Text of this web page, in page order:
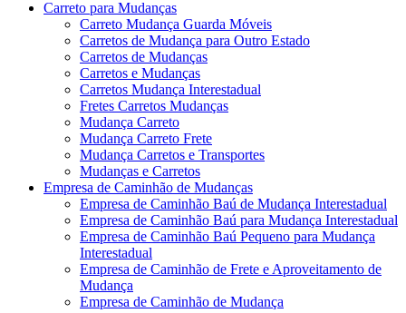
Carreto para Mudanças
Carreto Mudança Guarda Móveis
Carretos de Mudança para Outro Estado
Carretos de Mudanças
Carretos e Mudanças
Carretos Mudança Interestadual
Fretes Carretos Mudanças
Mudança Carreto
Mudança Carreto Frete
Mudança Carretos e Transportes
Mudanças e Carretos
Empresa de Caminhão de Mudanças
Empresa de Caminhão Baú de Mudança Interestadual
Empresa de Caminhão Baú para Mudança Interestadual
Empresa de Caminhão Baú Pequeno para Mudança
Interestadual
Empresa de Caminhão de Frete e Aproveitamento de
Mudança
Empresa de Caminhão de Mudança